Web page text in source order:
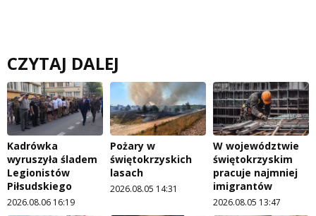
CZYTAJ DALEJ
Kadrówka
wyruszyła śladem
Legionistów
Piłsudskiego
2026.08.06 16:19
Pożary w
świętokrzyskich
lasach
2026.08.05 14:31
W województwie
świętokrzyskim
pracuje najmniej
imigrantów
2026.08.05 13:47